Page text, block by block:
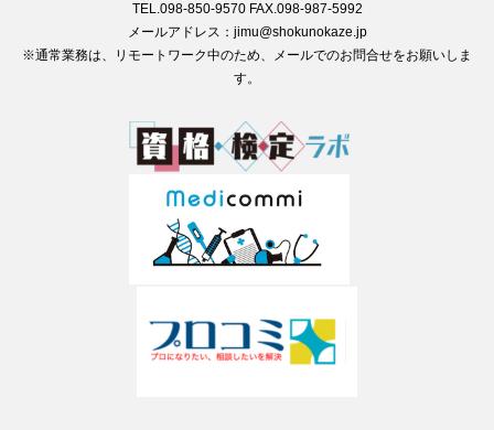
TEL.098-850-9570 FAX.098-987-5992
メールアドレス：jimu@shokunokaze.jp
※通常業務は、リモートワーク中のため、メールでのお問合せをお願いしま
す。